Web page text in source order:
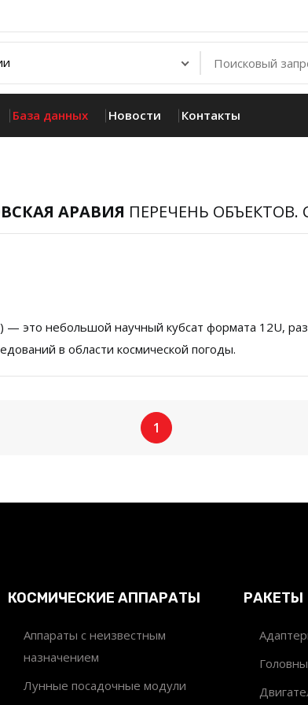
База данных Новости Контакты
АРАВИЯ ПЕРЕЧЕНЬ ОБЪЕКТОВ.
— это небольшой научный кубсат формата 12U,
в области космической погоды.
1
КОСМИЧЕСКИЕ АППАРАТЫ
Аппараты с неизвестным
назначением
Лунные посадочные модули
РАКЕТЫ